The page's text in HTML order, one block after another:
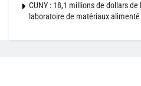
CUNY : 18,1 millions de dollars
laboratoire de matériaux alimenté